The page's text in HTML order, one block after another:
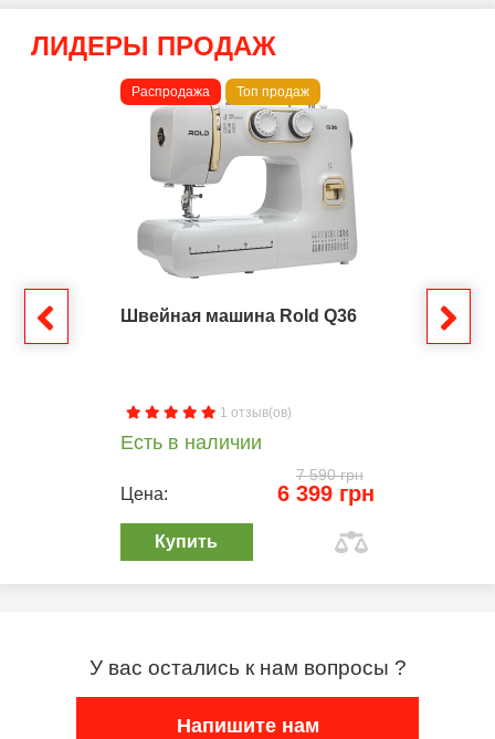
ЛИДЕРЫ ПРОДАЖ
Распродажа Топ продаж
Швейная машина Rold Q36
1 отзыв(ов)
Есть в наличии
7 590 грн
Цена: 6 399 грн
Купить
У вас остались к нам вопросы ?
Напишите нам